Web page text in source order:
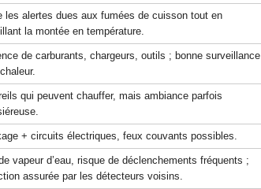
les alertes dues aux fumées de cuisson tout en
la montée en température.
de carburants, chargeurs, outils ; bonne surveillance
qui peuvent chauffer, mais ambiance parfois
+ circuits électriques, feux couvants possibles.
vapeur d’eau, risque de déclenchements fréquents ;
assurée par les détecteurs voisins.